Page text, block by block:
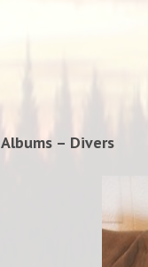
Albums – Divers